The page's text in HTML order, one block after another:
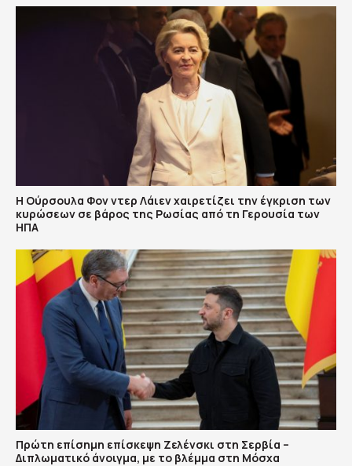
Η Ούρσουλα Φον ντερ Λάιεν χαιρετίζει την έγκριση των
κυρώσεων σε βάρος της Ρωσίας από τη Γερουσία των
ΗΠΑ
Πρώτη επίσημη επίσκεψη Ζελένσκι στη Σερβία –
Διπλωματικό άνοιγμα, με το βλέμμα στη Μόσχα